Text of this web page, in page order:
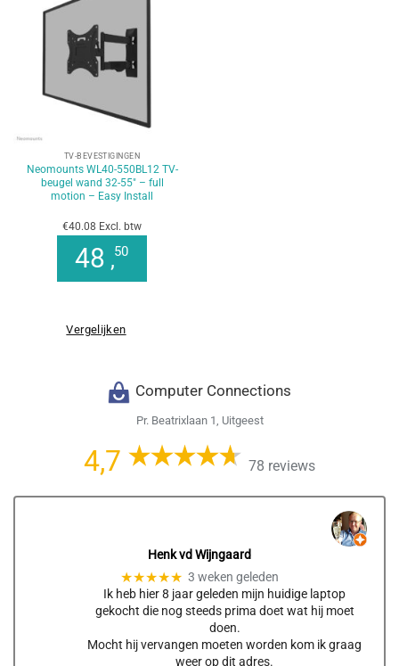
TV-BEVESTIGINGEN
Neomounts WL40-550BL12 TV-
beugel wand 32-55″ – full
motion – Easy Install
€40.08 Excl. btw
48 ,50
Vergelijken
Computer Connections
Pr. Beatrixlaan 1, Uitgeest
4,7 78 reviews
Henk vd Wijngaard
★★★★★ 3 weken geleden
Ik heb hier 8 jaar geleden mijn huidige laptop
gekocht die nog steeds prima doet wat hij moet
doen.
Mocht hij vervangen moeten worden kom ik graag
weer op dit adres.